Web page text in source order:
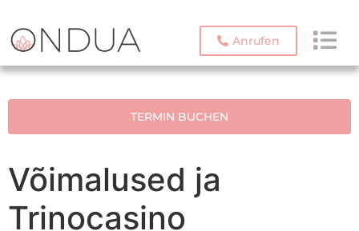
Anrufen
TERMIN BUCHEN
Võimalused ja
Trinocasino